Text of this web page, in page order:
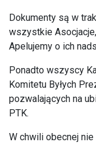
Dokumenty są w
wszystkie Asocjacje,
Apelujemy o ich
Ponadto wszyscy
Komitetu Byłych
pozwalających na
PTK.
W chwili obecnej